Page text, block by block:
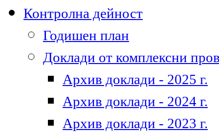
Контролна дейност
Годишен план
Доклади от комплексни
Архив доклади - 2025 г.
Архив доклади - 2024 г.
Архив доклади - 2023 г.